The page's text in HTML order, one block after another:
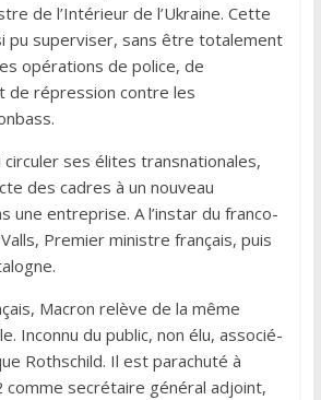
de l’Intérieur de l’Ukraine. Cette
pu superviser, sans être totalement
opérations de police, de
de répression contre les
circuler ses élites transnationales,
des cadres à un nouveau
une entreprise. A l’instar du franco-
Premier ministre français, puis
Macron relève de la même
Inconnu du public, non élu, associé-
Rothschild. Il est parachuté à
comme secrétaire général adjoint,